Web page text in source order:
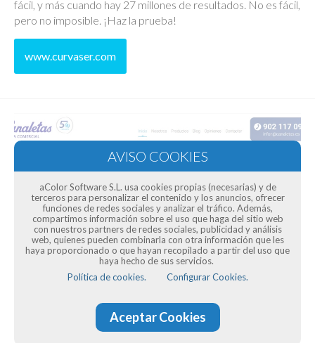
fácil, y más cuando hay 27 millones de resultados. No es fácil,
pero no imposible. ¡Haz la prueba!
www.curvaser.com
aColor Software S.L. usa cookies propias (necesarias) y de
terceros para personalizar el contenido y los anuncios, ofrecer
funciones de redes sociales y analizar el tráfico. Además,
compartimos información sobre el uso que haga del sitio web
con nuestros partners de redes sociales, publicidad y análisis
web, quienes pueden combinarla con otra información que les
haya proporcionado o que hayan recopilado a partir del uso que
haya hecho de sus servicios.
Política de cookies.
Configurar Cookies.
Aceptar Cookies